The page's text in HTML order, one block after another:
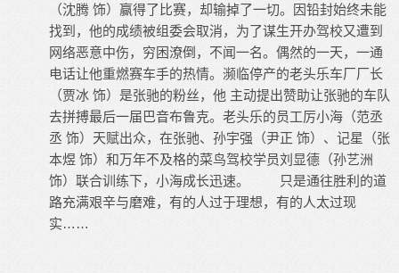
（沈腾 饰）赢得了比赛，却输掉了一切。因铅封始终未能
找到，他的成绩被组委会取消，为了谋生开办驾校又遭到
网络恶意中伤，穷困潦倒，不闻一名。偶然的一天，一通
电话让他重燃赛车手的热情。濒临停产的老头乐车厂厂长
（贾冰 饰）是张驰的粉丝，他 主动提出赞助让张驰的车队
去拼搏最后一届巴音布鲁克。老头乐的员工厉小海（范丞
丞 饰）天赋出众，在张驰、孙宇强（尹正 饰）、记星（张
本煜 饰）和万年不及格的菜鸟驾校学员刘显德（孙艺洲
饰）联合训练下，小海成长迅速。 只是通往胜利的道
路充满艰辛与磨难，有的人过于理想，有的人太过现
实……